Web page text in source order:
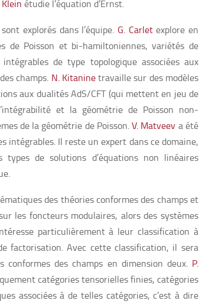
Klein étudie l’équation d’Ernst.
explorés dans l’équipe. G. Carletexplore en
de Poisson et bi-hamiltoniennes, variétés de
de type topologique associées aux
champs. N. Kitaninetravaille sur des modèles
aux dualités AdS/CFT (qui mettent en jeu de
et la géométrie de Poisson non-
de la géométrie de Poisson.V. Matveev a été
intégrables. Il reste un expert dans ce domaine,
de solutions d’équations non linéaires
des théories conformes des champs et
les foncteurs modulaires, alors des systèmes
particulièrement à leur classification à
factorisation. Avec cette classification, il sera
des champs en dimension deux. P.
catégories tensorielles finies, catégories
associées à de telles catégories, c’est à dire